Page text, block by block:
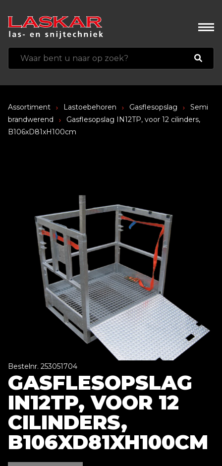
Assortiment Lastoebehoren Gasflesopslag
Semi
brandwerend
Gasflesopslag IN12TP, voor 12 cilinders,
B106xD81xH100cm
Bestelnr. 253051704
GASFLESOPSLAG
IN12TP, VOOR 12
CILINDERS,
B106XD81XH100CM